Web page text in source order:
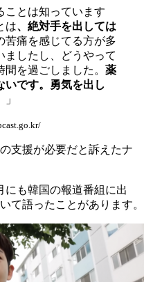
ことは知っています
は、絶対手を出しては
苦痛を感じてる方が多
ましたし、どうやって
を過ごしました。 薬
いです。勇気を出し
」
支援が必要だと訴えたナ
にも韓国の報道番組に出
て語ったことがあります。